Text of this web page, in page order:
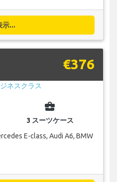
示...
€376
business_center
3 スーツケース
E-class, Audi A6, BMW